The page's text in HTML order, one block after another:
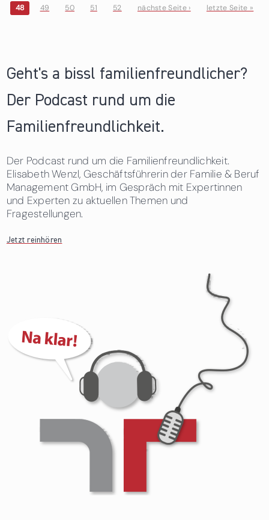
Seiten
48 49 50 51 52 nächste Seite › letzte Seite »
Geht's a bissl familienfreundlicher?
Der Podcast rund um die
Familienfreundlichkeit.
Der Podcast rund um die Familienfreundlichkeit.
Elisabeth Wenzl, Geschäftsführerin der Familie & Beruf
Management GmbH, im Gespräch mit Expertinnen
und Experten zu aktuellen Themen und
Fragestellungen.
Jetzt reinhören